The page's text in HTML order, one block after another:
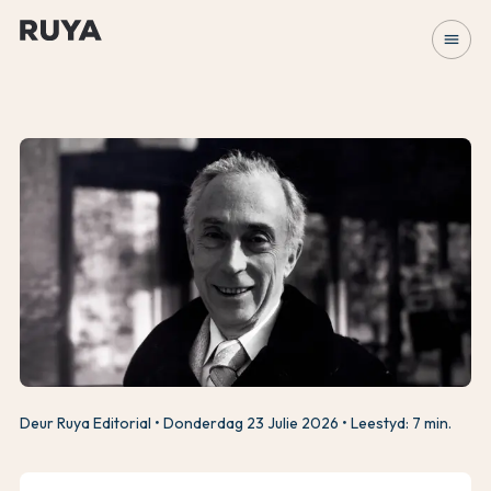
menu
Deur Ruya Editorial Donderdag 23 Julie 2026 Leestyd: 7 min.